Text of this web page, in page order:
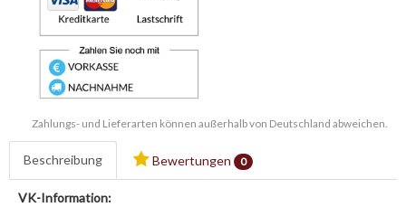
Zahlungs- und Lieferarten können außerhalb von Deutschland abweichen.
Beschreibung Bewertungen 0
VK-Information: